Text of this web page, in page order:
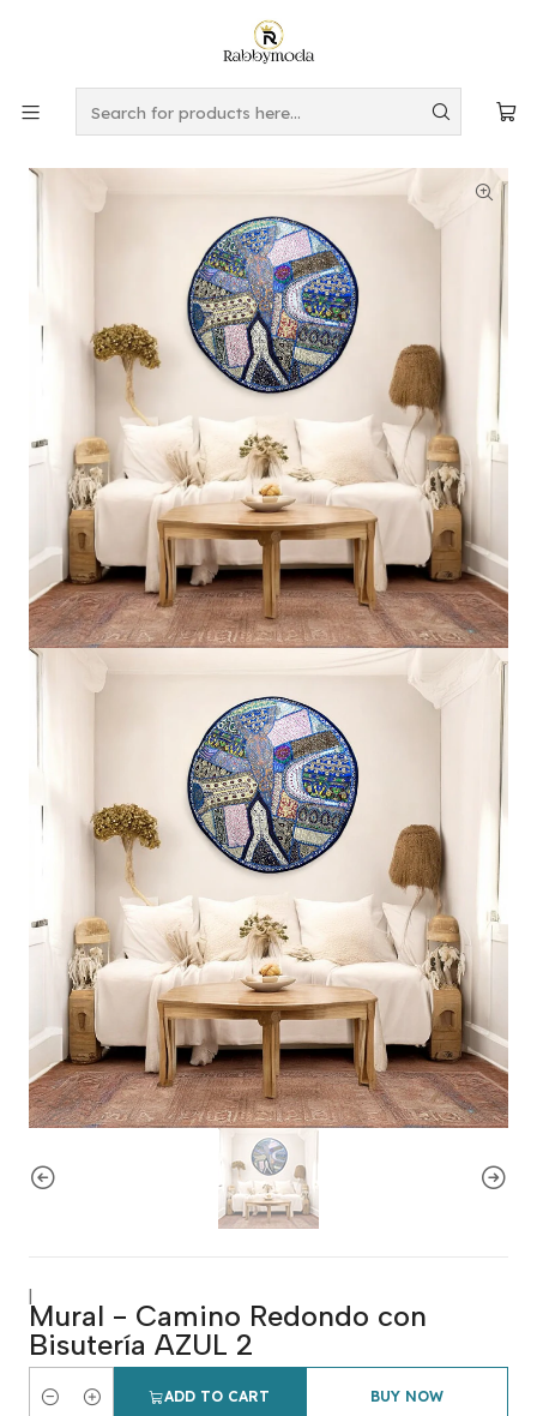
This is the slide text
|
Mural - Camino Redondo con
Bisutería AZUL 2
Quantity
ADD TO CART BUY NOW